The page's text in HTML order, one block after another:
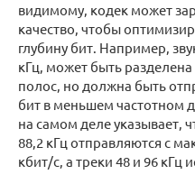
видимому, кодек может
качество, чтобы
глубину бит. Например,
кГц, может быть
полос, но должна быть
бит в меньшем частотном
на самом деле указывает,
88,2 кГц отправляются с
кбит/с, а треки 48 и 96 кГц